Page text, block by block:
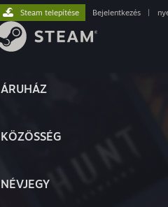
ÁRUHÁZ
KÖZÖSSÉG
NÉVJEGY
Steam telepítése Bejelentkezés